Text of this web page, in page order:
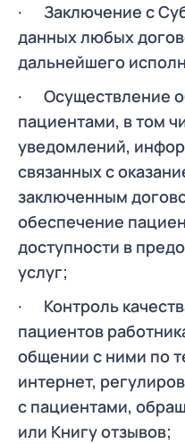
· Заключение с
данных любых
дальнейшего
· Осуществление
пациентами, в том
уведомлений,
связанных с
заключенным
обеспечение
доступности в
услуг;
· Контроль
пациентов
общении с ними по
интернет,
с пациентами,
или Книгу отзывов;